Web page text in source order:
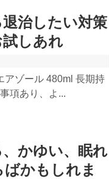
治したい対策
しあれ
アゾール 480ml 長期持
項あり、よ...
かゆい、眠れ
かもしれま